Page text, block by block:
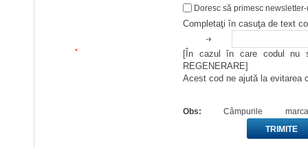
Doresc să primesc
*
Completaţi în casuţa de text
REGENERARE]
Acest cod ne ajută la evitarea
Obs: Câmpurile